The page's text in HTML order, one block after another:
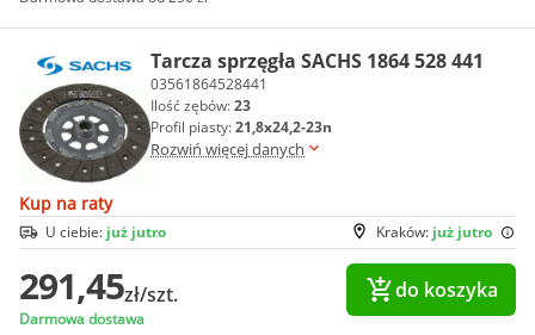
Tarcza sprzęgła SACHS 1864 528 441
03561864528441
Ilość zębów:23
Profil piasty:21,8x24,2-23n
Rozwiń więcej danych
Kup na raty
Kraków: już jutro
U ciebie: już jutro
291,45zł/szt.
Darmowa dostawa
do koszyka